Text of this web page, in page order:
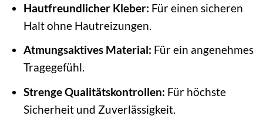
Hautfreundlicher Kleber: Für einen sicheren
Halt ohne Hautreizungen.
Atmungsaktives Material: Für ein angenehmes
Tragegefühl.
Strenge Qualitätskontrollen: Für höchste
Sicherheit und Zuverlässigkeit.